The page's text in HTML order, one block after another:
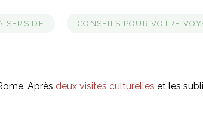
DE CONSEILS POUR VOTRE
Après deux visites culturelles et les